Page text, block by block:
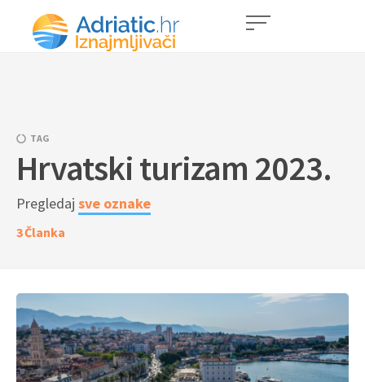
TAG
Hrvatski turizam 2023.
Pregledaj sve oznake
3Članka